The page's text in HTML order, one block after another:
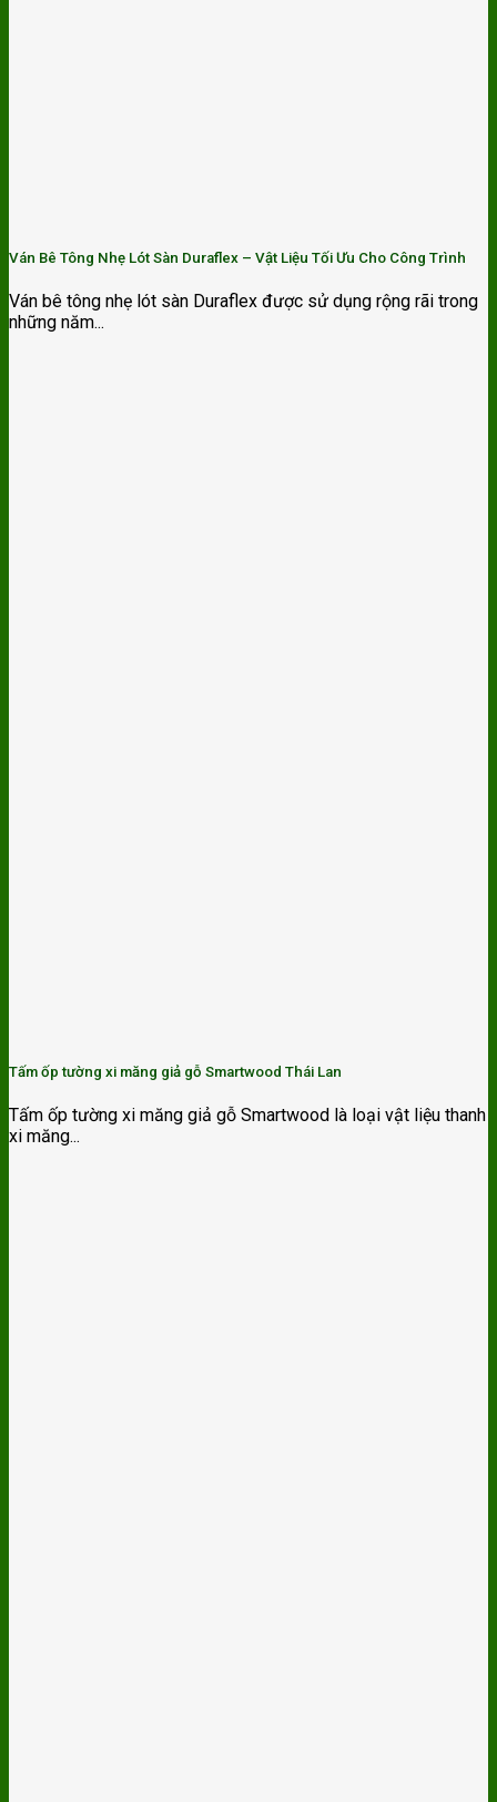
Ván Bê Tông Nhẹ Lót Sàn Duraflex – Vật Liệu Tối Ưu Cho Công Trình
Ván bê tông nhẹ lót sàn Duraflex được sử dụng rộng rãi trong
những năm...
Tấm ốp tường xi măng giả gỗ Smartwood Thái Lan
Tấm ốp tường xi măng giả gỗ Smartwood là loại vật liệu thanh
xi măng...